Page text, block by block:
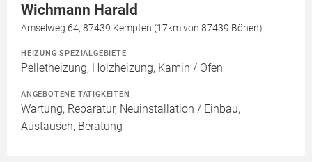
Wichmann Harald
Amselweg 64, 87439 Kempten (17km von 87439 Böhen)
HEIZUNG SPEZIALGEBIETE
Pelletheizung, Holzheizung, Kamin / Ofen
ANGEBOTENE TÄTIGKEITEN
Wartung, Reparatur, Neuinstallation / Einbau,
Austausch, Beratung